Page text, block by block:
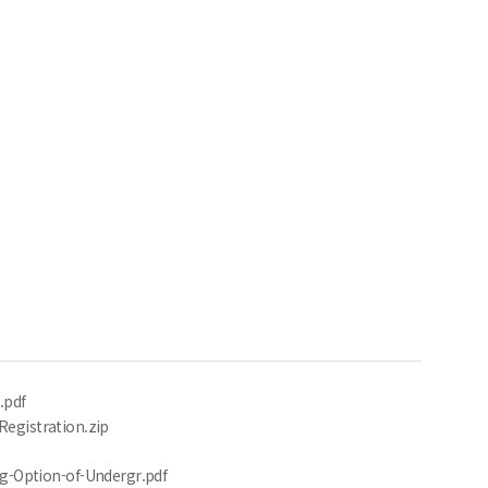
Registration.zip
Option-of-Undergr.pdf